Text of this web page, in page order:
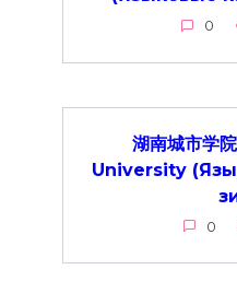
0
湖南城市学
University
0